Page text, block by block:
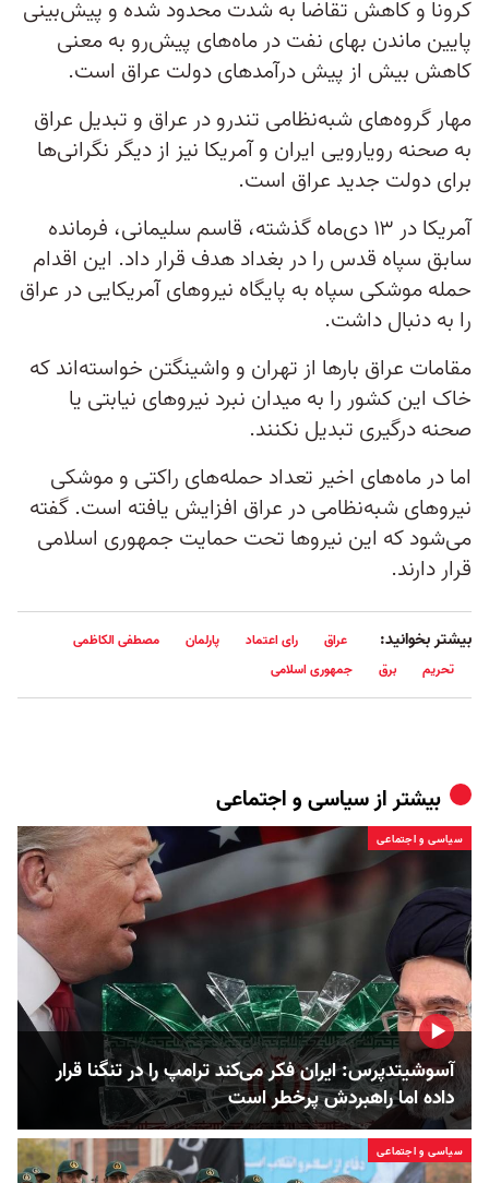
کرونا و کاهش تقاضا به شدت محدود شده و پیش‌بینی
پایین ماندن بهای نفت در ماه‌های پیش‌رو به معنی
کاهش بیش از پیش درآمد‌های دولت عراق است.
مهار گروه‌های شبه‌نظامی تندرو در عراق و تبدیل عراق
به صحنه رویارویی ایران و آمریکا نیز از دیگر نگرانی‌ها
برای دولت جدید عراق است.
آمریکا در ۱۳ دی‌ماه گذشته، قاسم سلیمانی، فرمانده
سابق سپاه قدس را در بغداد هدف قرار داد. این اقدام
حمله موشکی سپاه به پایگاه نیروهای آمریکایی در عراق
را به دنبال داشت.
مقامات عراق بارها از تهران و واشینگتن خواسته‌اند که
خاک این کشور را به میدان نبرد نیروهای نیابتی یا
صحنه درگیری تبدیل نکنند.
اما در ماه‌های اخیر تعداد حمله‌های راکتی و موشکی
نیروهای شبه‌نظامی در عراق افزایش یافته است. گفته
می‌شود که این نیروها تحت حمایت جمهوری اسلامی
قرار دارند.
بیشتر بخوانید: عراق رای اعتماد پارلمان
مصطفی الکاظمی
تحریم
برق جمهوری اسلامی
بیشتر ازسیاسی و اجتماعی
سیاسی و اجتماعی
آسوشیتدپرس: ایران فکر می‌کند ترامپ را در تنگنا قرار
داده‌ اما راهبردش پرخطر است
سیاسی و اجتماعی